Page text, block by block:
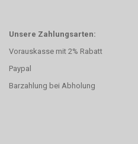
Unsere Zahlungsarten:
Vorauskasse mit 2% Rabatt
Paypal
Barzahlung bei Abholung